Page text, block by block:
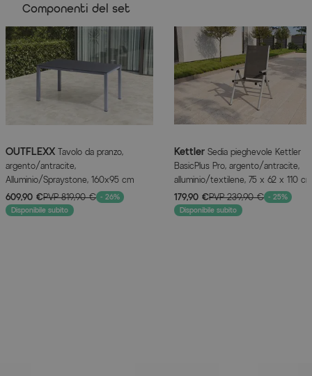
Altezza braccioli: ca. 67 cm
Caratteristiche dell'articolo
Attributo Valori
Colore Silber
Informazioni del produttore
MAGGIORI INFORMAZIONI QUI
Componenti del set
OUTFLEXX Tavolo da pranzo,
argento/antracite,
Alluminio/Spraystone, 160x95 cm
609,90 €PVP819,90 € - 26%
Disponibile subito
Kettler Sedia pieghevole Kettler
BasicPlus Pro, argento/antracite,
alluminio/textilene, 75 x 62 x 110
pieghevole
179,90 €PVP239,90 € - 25%
Disponibile subito